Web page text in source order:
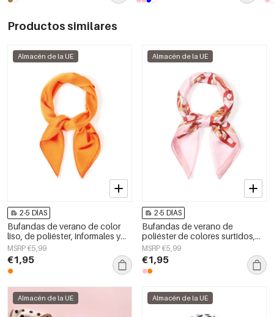
Productos similares
Almacén de la UE
2-5 DÍAS
Bufandas de verano de color
liso, de poliéster, informales y
de uso diario.
MSRP €5,99
€1,95
Almacén de la UE
2-5 DÍAS
Bufandas de verano de
poliéster de colores surtidos,
sencillas, para uso diario.
MSRP €5,99
€1,95
Almacén de la UE Almacén de la UE